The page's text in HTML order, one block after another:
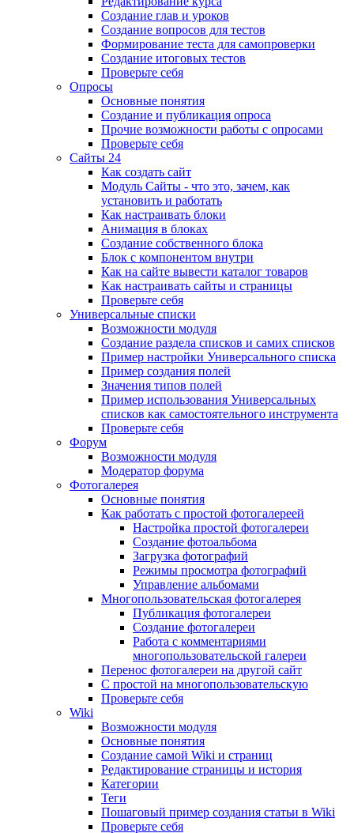
Создание глав и уроков
Создание вопросов для тестов
Формирование теста для самопроверки
Создание итоговых тестов
Проверьте себя
Опросы
Основные понятия
Создание и публикация опроса
Прочие возможности работы с опросами
Проверьте себя
Сайты 24
Как создать сайт
Модуль Сайты - что это, зачем, как
установить и работать
Как настраивать блоки
Анимация в блоках
Создание собственного блока
Блок с компонентом внутри
Как на сайте вывести каталог товаров
Как настраивать сайты и страницы
Проверьте себя
Универсальные списки
Возможности модуля
Создание раздела списков и самих списков
Пример настройки Универсального списка
Пример создания полей
Значения типов полей
Пример использования Универсальных
списков как самостоятельного инструмента
Проверьте себя
Форум
Возможности модуля
Модератор форума
Фотогалерея
Основные понятия
Как работать с простой фотогалереей
Настройка простой фотогалереи
Создание фотоальбома
Загрузка фотографий
Режимы просмотра фотографий
Управление альбомами
Многопользовательская фотогалерея
Публикация фотогалереи
Создание фотогалереи
Работа с комментариями
многопользовательской галереи
Перенос фотогалереи на другой сайт
С простой на многопользовательскую
Проверьте себя
Wiki
Возможности модуля
Основные понятия
Создание самой Wiki и страниц
Редактирование страницы и история
Категории
Теги
Пошаговый пример создания статьи в Wiki
Проверьте себя